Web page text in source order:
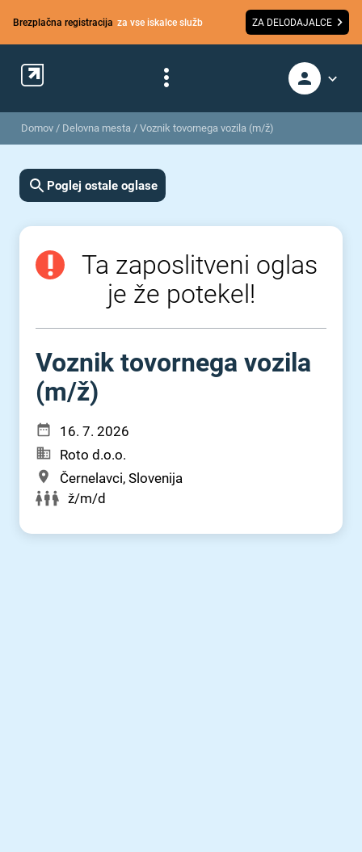
Brezplačna registracija za vse iskalce služb ZA DELODAJALCE
Domov / Delovna mesta / Voznik tovornega vozila (m/ž)
Poglej ostale oglase
Ta zaposlitveni oglas
je že potekel!
Voznik tovornega vozila
(m⁠/⁠ž)
16. 7. 2026
Roto d.o.o.
Černelavci, Slovenija
ž/m/d